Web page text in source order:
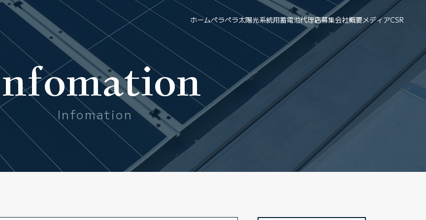
ホームペラペラ太陽光系統用蓄電池代理店募集会社概要メディアCSR
Infomation
Infomation